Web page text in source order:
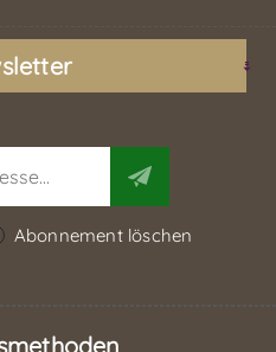
Abonnement löschen